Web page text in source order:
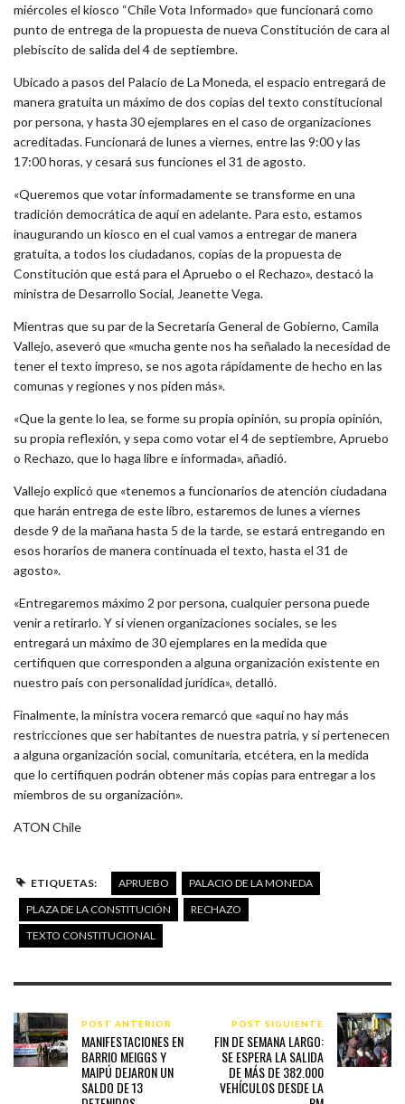
miércoles el kiosco “Chile Vota Informado» que funcionará como
punto de entrega de la propuesta de nueva Constitución de cara al
plebiscito de salida del 4 de septiembre.
Ubicado a pasos del Palacio de La Moneda, el espacio entregará de
manera gratuita un máximo de dos copias del texto constitucional
por persona, y hasta 30 ejemplares en el caso de organizaciones
acreditadas. Funcionará de lunes a viernes, entre las 9:00 y las
17:00 horas, y cesará sus funciones el 31 de agosto.
«Queremos que votar informadamente se transforme en una
tradición democrática de aquí en adelante. Para esto, estamos
inaugurando un kiosco en el cual vamos a entregar de manera
gratuita, a todos los ciudadanos, copias de la propuesta de
Constitución que está para el Apruebo o el Rechazo», destacó la
ministra de Desarrollo Social, Jeanette Vega.
Mientras que su par de la Secretaría General de Gobierno, Camila
Vallejo, aseveró que «mucha gente nos ha señalado la necesidad de
tener el texto impreso, se nos agota rápidamente de hecho en las
comunas y regiones y nos piden más».
«Que la gente lo lea, se forme su propia opinión, su propia opinión,
su propia reflexión, y sepa como votar el 4 de septiembre, Apruebo
o Rechazo, que lo haga libre e informada», añadió.
Vallejo explicó que «tenemos a funcionarios de atención ciudadana
que harán entrega de este libro, estaremos de lunes a viernes
desde 9 de la mañana hasta 5 de la tarde, se estará entregando en
esos horarios de manera continuada el texto, hasta el 31 de
agosto».
«Entregaremos máximo 2 por persona, cualquier persona puede
venir a retirarlo. Y si vienen organizaciones sociales, se les
entregará un máximo de 30 ejemplares en la medida que
certifiquen que corresponden a alguna organización existente en
nuestro país con personalidad jurídica», detalló.
Finalmente, la ministra vocera remarcó que «aquí no hay más
restricciones que ser habitantes de nuestra patria, y si pertenecen
a alguna organización social, comunitaria, etcétera, en la medida
que lo certifiquen podrán obtener más copias para entregar a los
miembros de su organización».
ATON Chile
ETIQUETAS: APRUEBO
PALACIO DE LA MONEDA
PLAZA DE LA CONSTITUCIÓN
RECHAZO
TEXTO CONSTITUCIONAL
POST ANTERIOR
MANIFESTACIONES EN
BARRIO MEIGGS Y
MAIPÚ DEJARON UN
SALDO DE 13
POST SIGUIENTE
FIN DE SEMANA LARGO:
SE ESPERA LA SALIDA
DE MÁS DE 382.000
VEHÍCULOS DESDE LA